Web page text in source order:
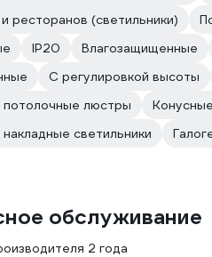
ресторанов (светильники)
IP20 Влагозащищенные
С регулировкой высоты
потолочные люстры
светильники
обслуживание
2 года